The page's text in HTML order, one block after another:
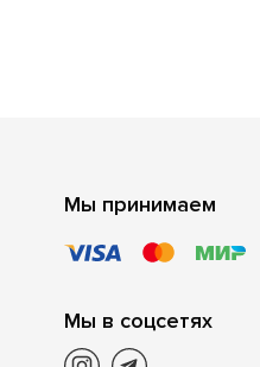
Мы принимаем
Мы в соцсетях